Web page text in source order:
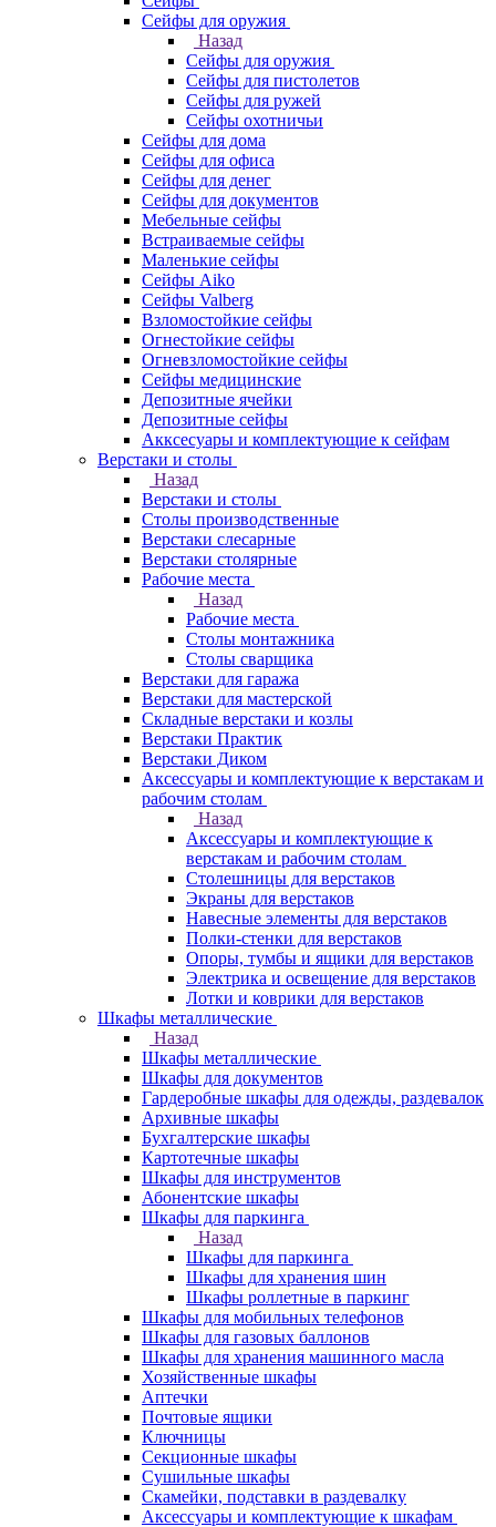
Cейфы для оружия
Назад
Cейфы для оружия
Сейфы для пистолетов
Сейфы для ружей
Сейфы охотничьи
Cейфы для дома
Cейфы для офиса
Сейфы для денег
Сейфы для документов
Мебельные сейфы
Встраиваемые сейфы
Маленькие сейфы
Сейфы Aiko
Сейфы Valberg
Взломостойкие сейфы
Огнестойкие сейфы
Огневзломостойкие сейфы
Сейфы медицинские
Депозитные ячейки
Депозитные сейфы
Акксесуары и комплектующие к сейфам
Верстаки и столы
Назад
Верстаки и столы
Столы производственные
Верстаки слесарные
Верстаки столярные
Рабочие места
Назад
Рабочие места
Столы монтажника
Столы сварщика
Верстаки для гаража
Верстаки для мастерской
Складные верстаки и козлы
Верстаки Практик
Верстаки Диком
Аксессуары и комплектующие к верстакам и
рабочим столам
Назад
Аксессуары и комплектующие к
верстакам и рабочим столам
Столешницы для верстаков
Экраны для верстаков
Навесные элементы для верстаков
Полки-стенки для верстаков
Опоры, тумбы и ящики для верстаков
Электрика и освещение для верстаков
Лотки и коврики для верстаков
Шкафы металлические
Назад
Шкафы металлические
Шкафы для документов
Гардеробные шкафы для одежды, раздевалок
Архивные шкафы
Бухгалтерские шкафы
Картотечные шкафы
Шкафы для инструментов
Абонентские шкафы
Шкафы для паркинга
Назад
Шкафы для паркинга
Шкафы для хранения шин
Шкафы роллетные в паркинг
Шкафы для мобильных телефонов
Шкафы для газовых баллонов
Шкафы для хранения машинного масла
Хозяйственные шкафы
Аптечки
Почтовые ящики
Ключницы
Секционные шкафы
Сушильные шкафы
Скамейки, подставки в раздевалку
Аксессуары и комплектующие к шкафам